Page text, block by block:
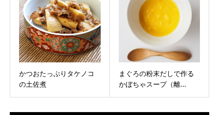
かつおたっぷりタケノコ
の土佐煮
まぐろの粉末だしで作る
かぼちゃスープ（離...